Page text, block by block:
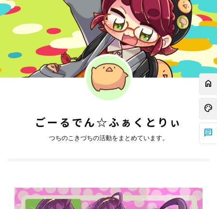
home
palette
chat
ごーるでん☆ふぁくとりぃ
つちのこきづちの活動をまとめています。